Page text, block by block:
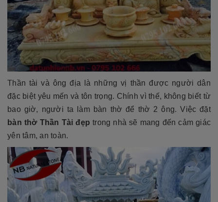
Thần tài và ông địa là những vị thần được người dân
đặc biệt yêu mến và tôn trọng. Chính vì thế, không biết từ
bao giờ, người ta làm bàn thờ để thờ 2 ông. Việc đặt
bàn thờ Thần Tài đẹp trong nhà sẽ mang đến cảm giác
yên tâm, an toàn.